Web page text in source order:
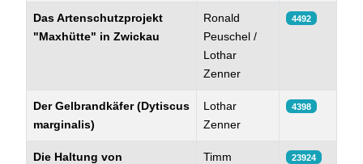
Das Artenschutzprojekt
"Maxhütte" in Zwickau
Ronald
Peuschel /
Lothar
Zenner
4492
Der Gelbrandkäfer (Dytiscus
marginalis)
Lothar
Zenner
4398
Die Haltung von
Timm
23924